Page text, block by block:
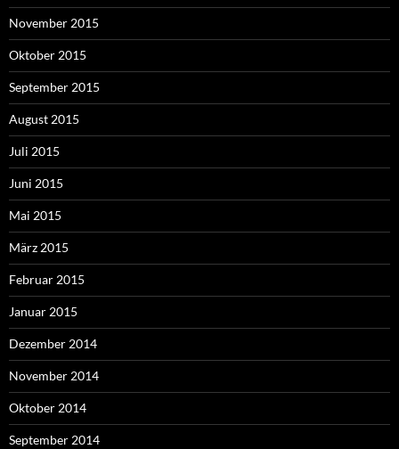
November 2015
Oktober 2015
September 2015
August 2015
Juli 2015
Juni 2015
Mai 2015
März 2015
Februar 2015
Januar 2015
Dezember 2014
November 2014
Oktober 2014
September 2014